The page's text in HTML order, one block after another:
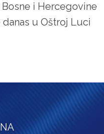
i Hercegovine
u Oštroj Luci